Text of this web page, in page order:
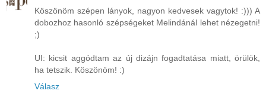
Köszönöm szépen lányok, nagyon kedvesek vagytok! :))) A
dobozhoz hasonló szépségeket Melindánál lehet nézegetni!
;)
UI: kicsit aggódtam az új dizájn fogadtatása miatt, örülök,
ha tetszik. Köszönöm! :)
Válasz